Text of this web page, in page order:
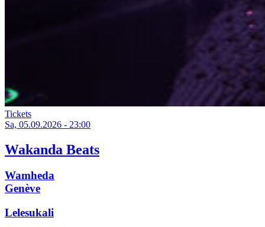
Tickets
Sa, 05.09.2026 - 23:00
Wakanda Beats
Wamheda
Genève
Lelesukali